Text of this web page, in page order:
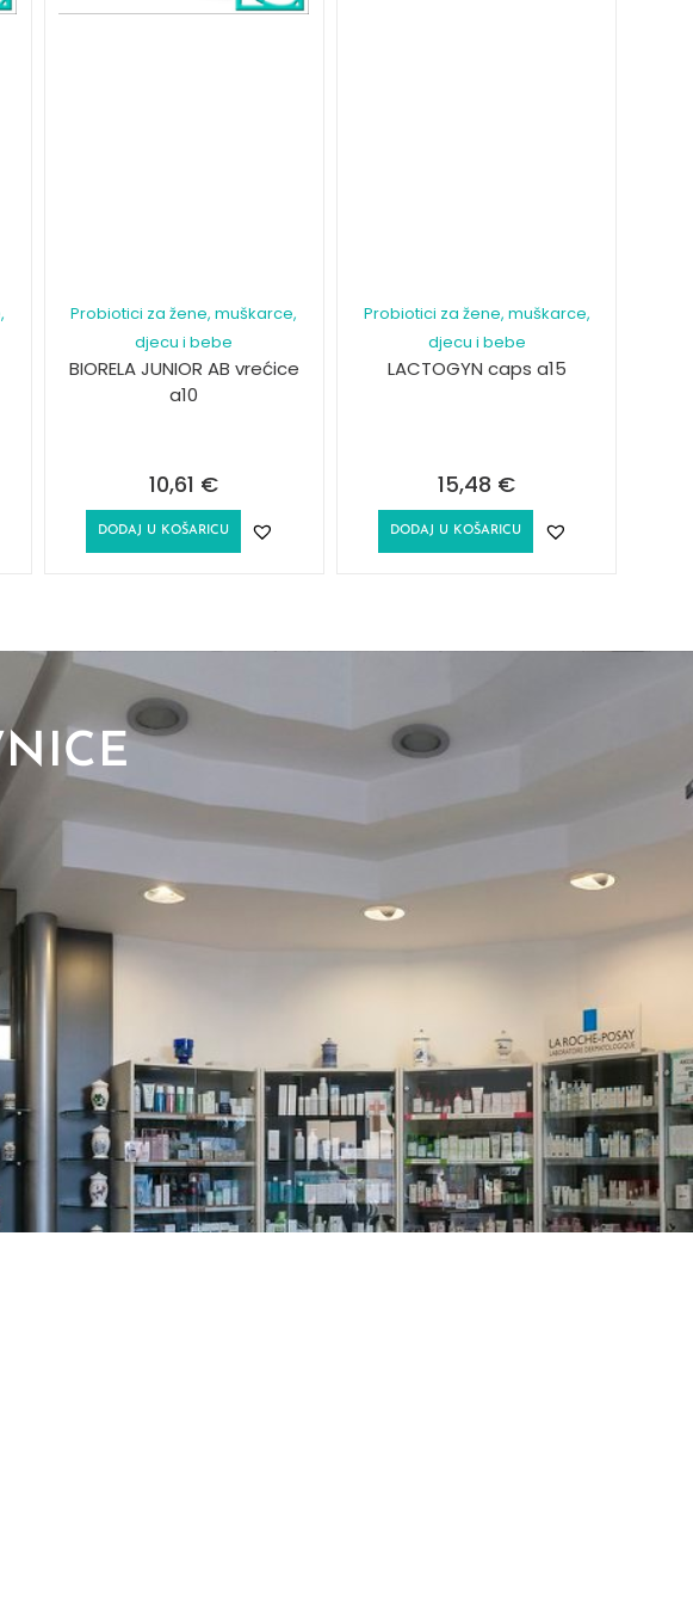
Probiotici za žene, muškarce,
djecu i bebe
BIORELA JUNIOR AB vrećice
a10
10,61 €
DODAJ U KOŠARICU
Probiotici za žene, muškarce,
djecu i bebe
LACTOGYN caps a15
15,48 €
DODAJ U KOŠARICU